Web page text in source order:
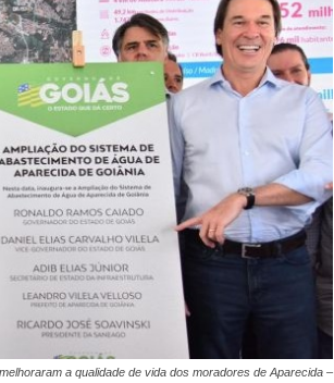
a qualidade de vida dos moradores de Aparecida –